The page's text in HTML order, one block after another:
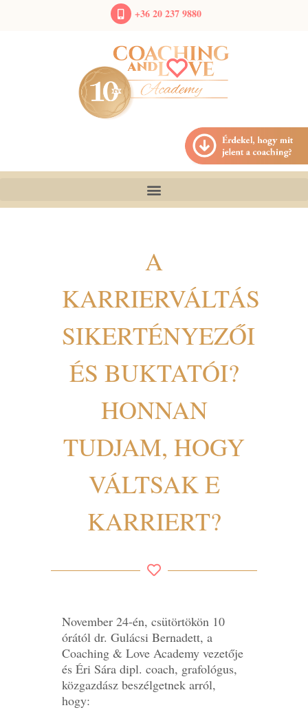
+36 20 237 9880
A
KARRIERVÁLTÁS
SIKERTÉNYEZŐI
ÉS BUKTATÓI?
HONNAN
TUDJAM, HOGY
VÁLTSAK E
KARRIERT?
November 24-én, csütörtökön 10
órától dr. Gulácsi Bernadett, a
Coaching & Love Academy vezetője
és Éri Sára dipl. coach, grafológus,
közgazdász beszélgetnek arról,
hogy: